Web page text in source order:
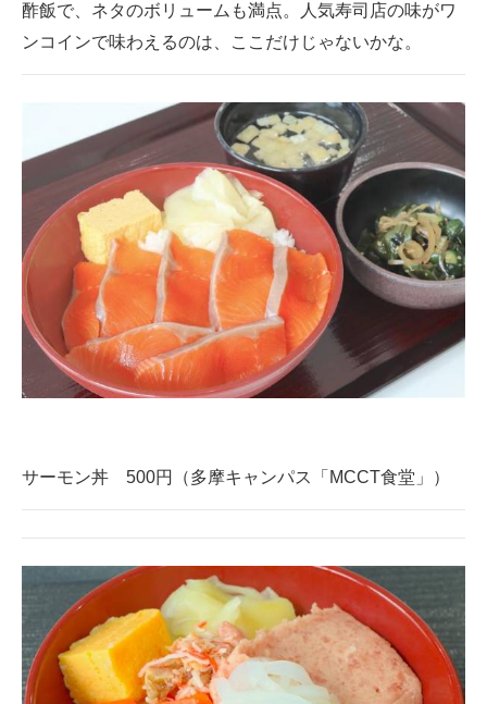
酢飯で、ネタのボリュームも満点。人気寿司店の味がワ
ンコインで味わえるのは、ここだけじゃないかな。
サーモン丼 500円（多摩キャンパス「MCCT食堂」）